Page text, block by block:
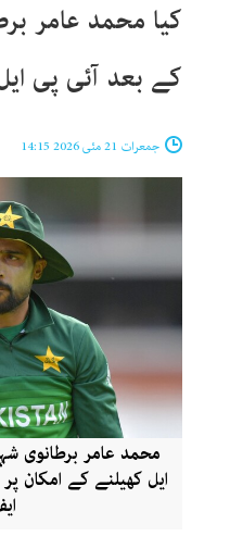
کیا محمد عامر
کے بعد آئی پی
جمعرات 21 مئی 2026 14:15
محمد عامر برطانوی
ایل کھیلنے کے امکان